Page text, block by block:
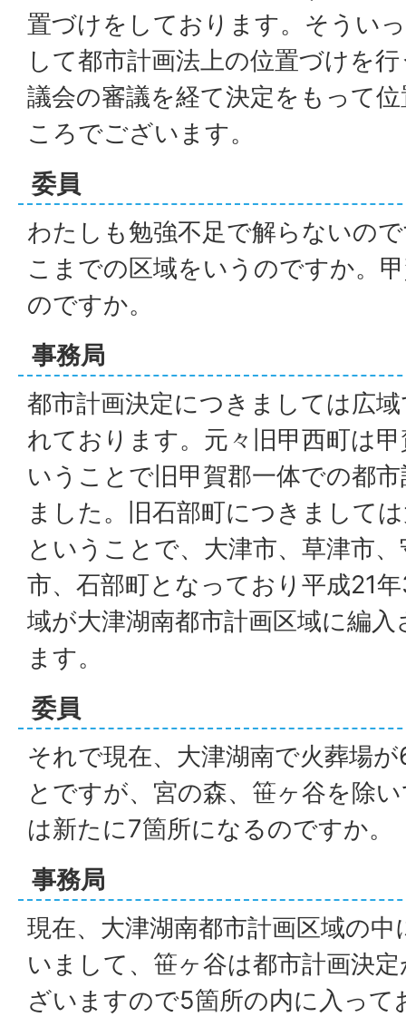
置づけをしております。そうい
して都市計画法上の位置づけを
議会の審議を経て決定をもって
ころでございます。
委員
わたしも勉強不足で解らないの
こまでの区域をいうのですか。
のですか。
事務局
都市計画決定につきましては広
れております。元々旧甲西町は
いうことで旧甲賀郡一体での都
ました。旧石部町につきまして
ということで、大津市、草津市
市、石部町となっており平成21
域が大津湖南都市計画区域に編
ます。
委員
それで現在、大津湖南で火葬場
とですが、宮の森、笹ヶ谷を除
は新たに7箇所になるのですか。
事務局
現在、大津湖南都市計画区域の
いまして、笹ヶ谷は都市計画決
ざいますので5箇所の内に入っ